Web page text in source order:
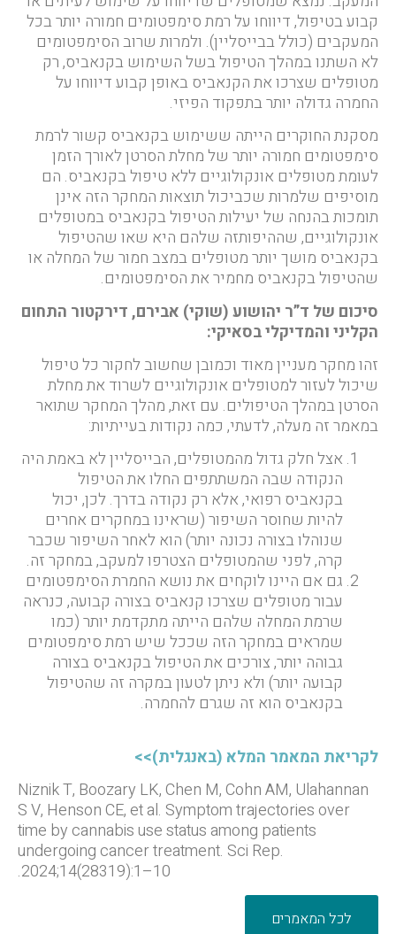
קבוע בטיפול, דיווחו על רמת סימפטומים חמורה יותר בכל
המעקבים (כולל בבייסליין). ולמרות שרוב הסימפטומים
לא השתנו במהלך הטיפול בשל השימוש בקנאביס, רק
מטופלים שצרכו את הקנאביס באופן קבוע דיווחו על
החמרה גדולה יותר בתפקוד הפיזי.
מסקנת החוקרים הייתה ששימוש בקנאביס קשור לרמת
סימפטומים חמורה יותר של מחלת הסרטן לאורך הזמן
לעומת מטופלים אונקולוגיים ללא טיפול בקנאביס. הם
מוסיפים שלמרות שכביכול תוצאות המחקר הזה אינן
תומכות בהנחה של יעילות הטיפול בקנאביס במטופלים
אונקולוגיים, שההיפותזה שלהם היא שאו שהטיפול
בקנאביס מושך יותר מטופלים במצב חמור של המחלה או
שהטיפול בקנאביס מחמיר את הסימפטומים.
סיכום של ד”ר יהושוע (שוקי) אבירם, דירקטור התחום
הקליני והמדיקלי בסאיקי:
זהו מחקר מעניין מאוד וכמובן שחשוב לחקור כל טיפול
שיכול לעזור למטופלים אונקולוגיים לשרוד את מחלת
הסרטן במהלך הטיפולים. עם זאת, מהלך המחקר שתואר
במאמר זה מעלה, לדעתי, כמה נקודות בעייתיות:
אצל חלק גדול מהמטופלים, הבייסליין לא באמת היה
הנקודה שבה המשתתפים החלו את הטיפול
בקנאביס רפואי, אלא רק נקודה בדרך. לכן, יכול
להיות שחוסר השיפור (שראינו במחקרים אחרים
שנוהלו בצורה נכונה יותר) הוא לאחר השיפור שכבר
קרה, לפני שהמטופלים הצטרפו למעקב, במחקר זה.
גם אם היינו לוקחים את נושא החמרת הסימפטומים
עבור מטופלים שצרכו קנאביס בצורה קבועה, כנראה
שרמת המחלה שלהם הייתה מתקדמת יותר (כמו
שמראים במחקר הזה שככל שיש רמת סימפטומים
גבוהה יותר, צורכים את הטיפול בקנאביס בצורה
קבועה יותר) ולא ניתן לטעון במקרה זה שהטיפול
בקנאביס הוא זה שגרם להחמרה.
לקריאת המאמר המלא (באנגלית)>>
Niznik T, Boozary LK, Chen M, Cohn AM, Ulahannan
S V, Henson CE, et al. Symptom trajectories over
time by cannabis use status among patients
undergoing cancer treatment. Sci Rep.
2024;14(28319):1–10.
לכל המאמרים